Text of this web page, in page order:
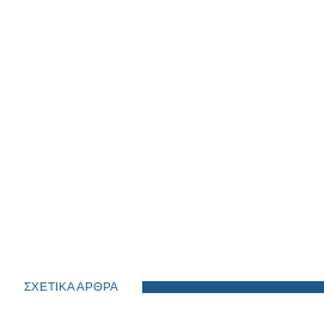
ΣΧΕΤΙΚΑ ΑΡΘΡΑ